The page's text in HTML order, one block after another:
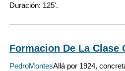
Duración: 125'.
Formacion De La Clase
PedroMontesAllá por 1924,